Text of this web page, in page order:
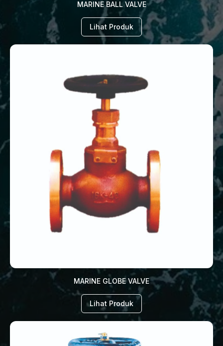
MARINE BALL VALVE
Lihat Produk
MARINE GLOBE VALVE
Lihat Produk